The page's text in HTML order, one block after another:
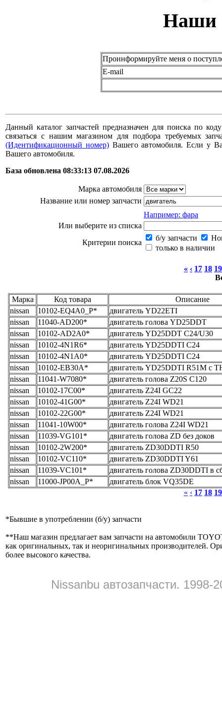
Наши
Проинформируйте меня о
E-mail
Данный каталог запчастей предназначен для поиска по
связаться с нашим магазином для подбора требуемых
(Идентификационный номер)Вашего автомобиля. Если у
Вашего автомобиля.
База обновлена 08:33:13 07.08.2026
Марка автомобиля
Название или номер запчасти
Например: фара
Или выберите из списка
Критерии поиска
б/у запчасти
только в наличии
« ‹ 17 18 19
Марка Код товара
Описание
nissan
10102-EQ4A0_Р*
двигатель YD22ETI
nissan
11040-AD200*
двигатель голова YD25DDT
nissan
10102-AD2A0*
двигатель YD25DDT C24/U30
nissan
10102-4N1R6*
двигатель YD25DDTI C24
nissan
10102-4N1A0*
двигатель YD25DDTI C24
nissan
10102-EB30A*
двигатель YD25DDTI R51M с
nissan
11041-W7080*
двигатель голова Z20S C120
nissan
10102-17C00*
двигатель Z24I GC22
nissan
10102-41G00*
двигатель Z24I WD21
nissan
10102-22G00*
двигатель Z24I WD21
nissan
11041-10W00*
двигатель голова Z24I WD21
nissan
11039-VG101*
двигатель голова ZD без доков
nissan
10102-2W200*
двигатель ZD30DDTI R50
nissan
10102-VC110*
двигатель ZD30DDTI Y61
nissan
11039-VC101*
двигатель голова ZD30DDTI в
nissan
11000-JP00A_Р*
двигатель блок VQ35DE
« ‹ 17 18 19
*Бывшие в употреблении (б/y) запчасти
**Наш магазин предлагает вам запчасти на автомобили
как оригинальных, так и неоригинальных производителей.
более высокого качества.
Nissanbu автозапчасти. 1998-